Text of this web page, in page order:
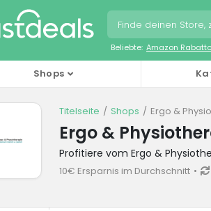
Beliebte: Amazon
Shops
Titelseite Shops Ergo &
Ergo &
Profitiere vom Ergo &
10€ Ersparnis im Durchschnitt